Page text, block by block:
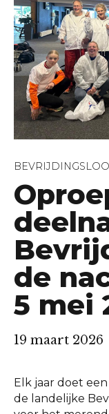
de
5 mei
19 maart 2026
Elk jaar doet
de landelijke